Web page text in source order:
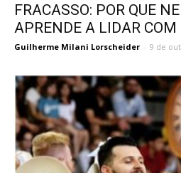
FRACASSO: POR QUE
APRENDE A LIDAR COM
Guilherme Milani Lorscheider - 9 de